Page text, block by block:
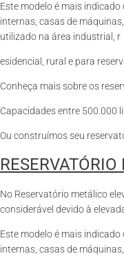
Este modelo é mais
internas, casas de
utilizado na área industrial, r
esidencial, rural e para
Conheça mais sobre os
Capacidades entre 500.000
Ou construímos seu
No Reservatório metálico
considerável devido à
Este modelo é mais
internas, casas de